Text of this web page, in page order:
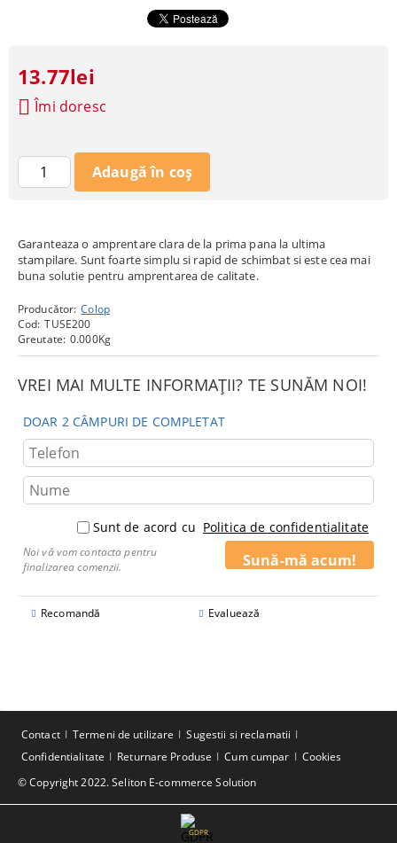
Garanteaza o amprentare clara de la prima pana la ultima
stampilare. Sunt foarte simplu si rapid de schimbat si este cea mai
buna solutie pentru amprentarea de calitate.
Producător: Colop
Cod: TUSE200
Greutate: 0.000Kg
VREI MAI MULTE INFORMAȚII? TE SUNĂM NOI!
DOAR 2 CÂMPURI DE COMPLETAT
Sunt de acord cu Politica de confidentialitate
Noi vă vom contacta pentru
finalizarea comenzii.
Recomandă Evaluează
13.77lei
Îmi doresc
© Copyright 2022. Seliton E-commerce Solution
Contact Termeni de utilizare
Sugestii si reclamatii
Confidentialitate
Returnare Produse Cum cumpar Cookies
GDPR